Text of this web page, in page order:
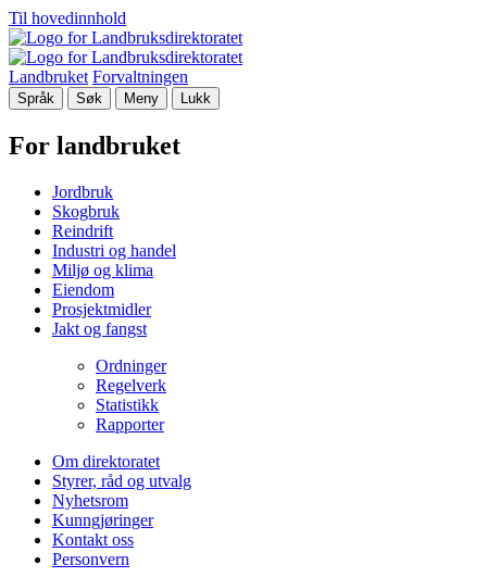
Til hovedinnhold
Landbruket Forvaltningen
Språk Søk Meny Lukk
For landbruket
Jordbruk
Skogbruk
Reindrift
Industri og handel
Miljø og klima
Eiendom
Prosjektmidler
Jakt og fangst
Ordninger
Regelverk
Statistikk
Rapporter
Om direktoratet
Styrer, råd og utvalg
Nyhetsrom
Kunngjøringer
Kontakt oss
Personvern